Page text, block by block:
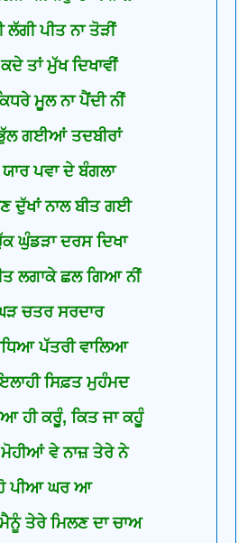
ਲੱਗੀ ਪੀਤ ਨਾ ਤੋੜੀਂ
ਤਾਂ ਮੁੱਖ ਦਿਖਾਵੀਂ
ਮੂਲ ਨਾ ਪੈਂਦੀ ਨੀਂ
ਗਈਆਂ ਤਦਬੀਰਾਂ
ਯਾਰ ਪਵਾ ਦੇ ਬੰਗਲਾ
ਦੁੱਖਾਂ ਨਾਲ ਬੀਤ ਗਈ
ਘੁੰਡੜਾ ਦਰਸ ਦਿਖਾ
ਲਗਾਕੇ ਛਲ ਗਿਆ ਨੀਂ
ਚਤਰ ਸਰਦਾਰ
ਪੱਤਰੀ ਵਾਲਿਆ
ਸਿਫ਼ਤ ਮੁਹੰਮਦ
ਹੀ ਕਰੂੰ, ਕਿਤ ਜਾ ਕਹੂੰ
ਵੇ ਨਾਜ਼ ਤੇਰੇ ਨੇ
ਪੀਆ ਘਰ ਆ
ਤੇਰੇ ਮਿਲਣ ਦਾ ਚਾਅ